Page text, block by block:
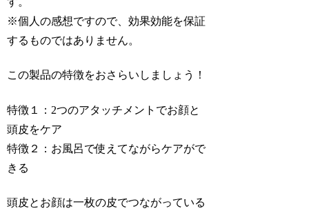
※個人の感想ですので、効果効能を保証
するものではありません。
この製品の特徴をおさらいしましょう！
特徴１：2つのアタッチメントでお顔と
頭皮をケア
特徴２：お風呂で使えてながらケアがで
きる
頭皮とお顔は一枚の皮でつながっている